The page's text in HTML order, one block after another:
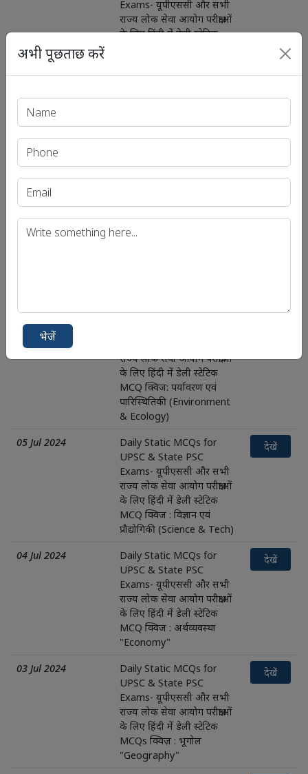
Exams- यूपीएससी और सभी
राज्य लोक सेवा आयोग परीक्षाओं
के लिए हिंदी में डेली स्टेटिक
UPSC & State PSC
राजव्यवस्था (Polity)
08 Jul 2024
UPSC & State PSC
Exams- यूपीएससी और सभी
देखें
06 Jul 2024
Daily Static MCQs for
राज्य लोक सेवा आयोग परीक्षाओं
के लिए हिंदी में डेली स्टेटिक
MCQ क्विज: पर्यावरण एवं
पारिस्थितिकी (Environment
& Ecology)
05 Jul 2024
Daily Static MCQs for
UPSC & State PSC
Exams- यूपीएससी और सभी
राज्य लोक सेवा आयोग परीक्षाओं
के लिए हिंदी में डेली स्टेटिक
MCQ क्विज : विज्ञान एवं
प्रौद्योगिकी (Science & Tech)
देखें
04 Jul 2024
Daily Static MCQs for
UPSC & State PSC
Exams- यूपीएससी और सभी
राज्य लोक सेवा आयोग परीक्षाओं
के लिए हिंदी में डेली स्टेटिक
MCQ क्विज : अर्थव्यवस्था
"Economy"
देखें
03 Jul 2024
Daily Static MCQs for
UPSC & State PSC
Exams- यूपीएससी और सभी
राज्य लोक सेवा आयोग परीक्षाओं
के लिए हिंदी में डेली स्टेटिक
MCQs क्विज़ : भूगोल
"Geography"
देखें
अभी पूछताछ करें
भेजें